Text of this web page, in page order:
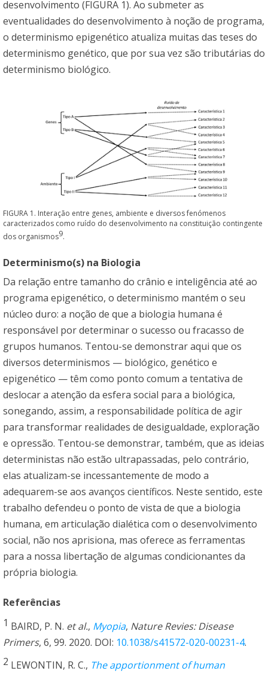
desenvolvimento (FIGURA 1). Ao submeter as
eventualidades do desenvolvimento à noção de programa,
o determinismo epigenético atualiza muitas das teses do
determinismo genético, que por sua vez são tributárias do
determinismo biológico.
FIGURA 1. Interação entre genes, ambiente e diversos fenómenos
caracterizados como ruído do desenvolvimento na constituição contingente
dos organismos9.
Determinismo(s) na Biologia
Da relação entre tamanho do crânio e inteligência até ao
programa epigenético, o determinismo mantém o seu
núcleo duro: a noção de que a biologia humana é
responsável por determinar o sucesso ou fracasso de
grupos humanos. Tentou-se demonstrar aqui que os
diversos determinismos — biológico, genético e
epigenético — têm como ponto comum a tentativa de
deslocar a atenção da esfera social para a biológica,
sonegando, assim, a responsabilidade política de agir
para transformar realidades de desigualdade, exploração
e opressão. Tentou-se demonstrar, também, que as ideias
deterministas não estão ultrapassadas, pelo contrário,
elas atualizam-se incessantemente de modo a
adequarem-se aos avanços científicos. Neste sentido, este
trabalho defendeu o ponto de vista de que a biologia
humana, em articulação dialética com o desenvolvimento
social, não nos aprisiona, mas oferece as ferramentas
para a nossa libertação de algumas condicionantes da
própria biologia.
Referências
1 BAIRD, P. N. et al., Myopia, Nature Revies: Disease
Primers, 6, 99. 2020. DOI: 10.1038/s41572-020-00231-4.
2 LEWONTIN, R. C., The apportionment of human